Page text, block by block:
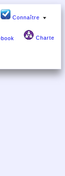
Connaître
Charte